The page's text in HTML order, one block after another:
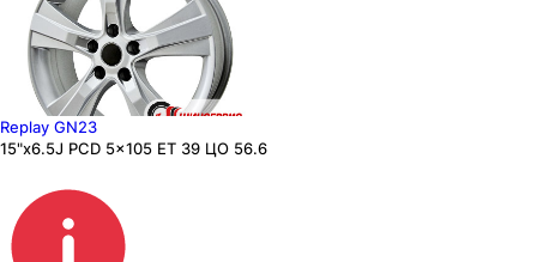
Replay GN23
15"x6.5J PCD 5x105 ЕТ 39 ЦО 56.6